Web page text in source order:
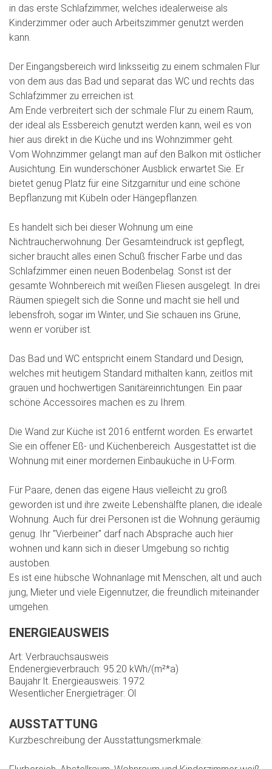
in das erste Schlafzimmer, welches idealerweise als
Kinderzimmer oder auch Arbeitszimmer genutzt werden
kann.
Der Eingangsbereich wird linksseitig zu einem schmalen Flur
von dem aus das Bad und separat das WC und rechts das
Schlafzimmer zu erreichen ist.
Am Ende verbreitert sich der schmale Flur zu einem Raum,
der ideal als Essbereich genutzt werden kann, weil es von
hier aus direkt in die Küche und ins Wohnzimmer geht.
Vom Wohnzimmer gelangt man auf den Balkon mit östlicher
Ausichtung. Ein wunderschöner Ausblick erwartet Sie. Er
bietet genug Platz für eine Sitzgarnitur und eine schöne
Bepflanzung mit Kübeln oder Hängepflanzen.
Es handelt sich bei dieser Wohnung um eine
Nichtraucherwohnung. Der Gesamteindruck ist gepflegt,
sicher braucht alles einen Schuß frischer Farbe und das
Schlafzimmer einen neuen Bodenbelag. Sonst ist der
gesamte Wohnbereich mit weißen Fliesen ausgelegt. In drei
Räumen spiegelt sich die Sonne und macht sie hell und
lebensfroh, sogar im Winter, und Sie schauen ins Grüne,
wenn er vorüber ist.
Das Bad und WC entspricht einem Standard und Design,
welches mit heutigem Standard mithalten kann, zeitlos mit
grauen und hochwertigen Sanitäreinrichtungen. Ein paar
schöne Accessoires machen es zu Ihrem.
Die Wand zur Küche ist 2016 entfernt worden. Es erwartet
Sie ein offener Eß- und Küchenbereich. Ausgestattet ist die
Wohnung mit einer mordernen Einbauküche in U-Form.
Für Paare, denen das eigene Haus vielleicht zu groß
geworden ist und ihre zweite Lebenshälfte planen, die ideale
Wohnung. Auch für drei Personen ist die Wohnung geräumig
genug. Ihr "Vierbeiner" darf nach Absprache auch hier
wohnen und kann sich in dieser Umgebung so richtig
austoben.
Es ist eine hübsche Wohnanlage mit Menschen, alt und auch
jung, Mieter und viele Eigennutzer, die freundlich miteinander
umgehen.
ENERGIEAUSWEIS
Art: Verbrauchsausweis
Endenergieverbrauch: 95.20 kWh/(m²*a)
Baujahr lt. Energieausweis: 1972
Wesentlicher Energieträger: Öl
AUSSTATTUNG
Kurzbeschreibung der Ausstattungsmerkmale: